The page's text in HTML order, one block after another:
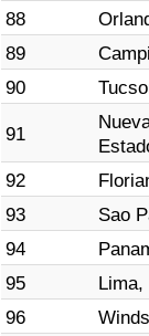
88
89
90
91
92
93
Sao
94
95
Lima,
96